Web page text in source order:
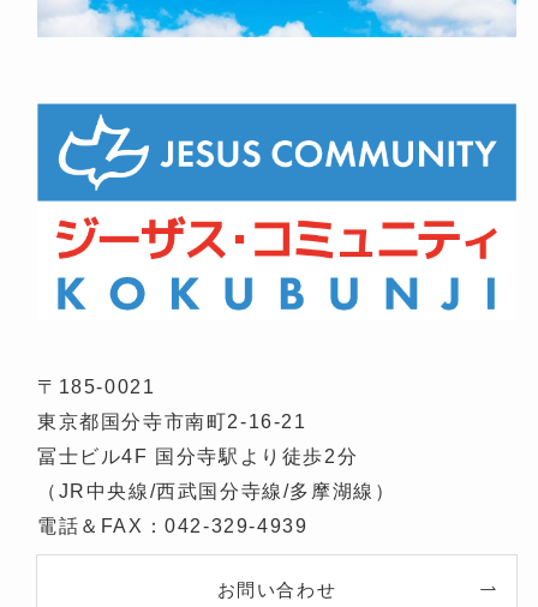
〒185-0021
東京都国分寺市南町2-16-21
冨士ビル4F 国分寺駅より徒歩2分
（JR中央線/西武国分寺線/多摩湖線）
電話＆FAX：042-329-4939
お問い合わせ